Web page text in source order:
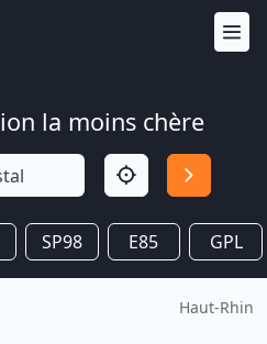
la moins chère
SP98 E85 GPL
Haut-Rhin